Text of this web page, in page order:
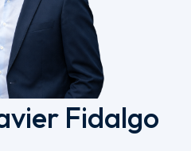
Fidalgo